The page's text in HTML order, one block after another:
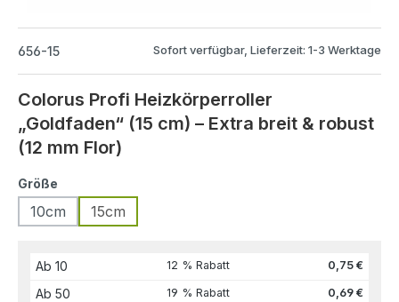
656-15 Sofort verfügbar, Lieferzeit: 1-3 Werktage
Colorus Profi Heizkörperroller
„Goldfaden“ (15 cm) – Extra breit & robust
(12 mm Flor)
Größe
10cm 15cm
Ab 10 12 % Rabatt 0,75 €
Ab 50 19 % Rabatt 0,69 €